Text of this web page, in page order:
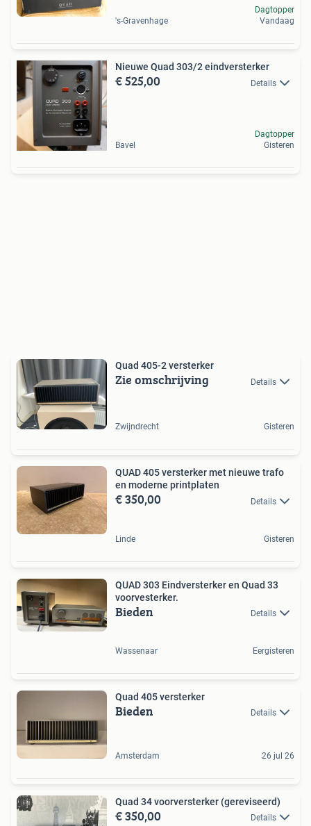
's-Gravenhage
Dagtopper
Vandaag
Nieuwe Quad 303/2 eindversterker
€ 525,00 Details
Bavel
Dagtopper
Gisteren
Quad 405-2 versterker
Zie omschrijving Details
Zwijndrecht Gisteren
QUAD 405 versterker met nieuwe trafo
en moderne printplaten
€ 350,00 Details
Linde Gisteren
QUAD 303 Eindversterker en Quad 33
voorvesterker.
Bieden Details
Wassenaar Eergisteren
Quad 405 versterker
Bieden Details
Amsterdam 26 jul 26
Quad 34 voorversterker (gereviseerd)
€ 350,00 Details